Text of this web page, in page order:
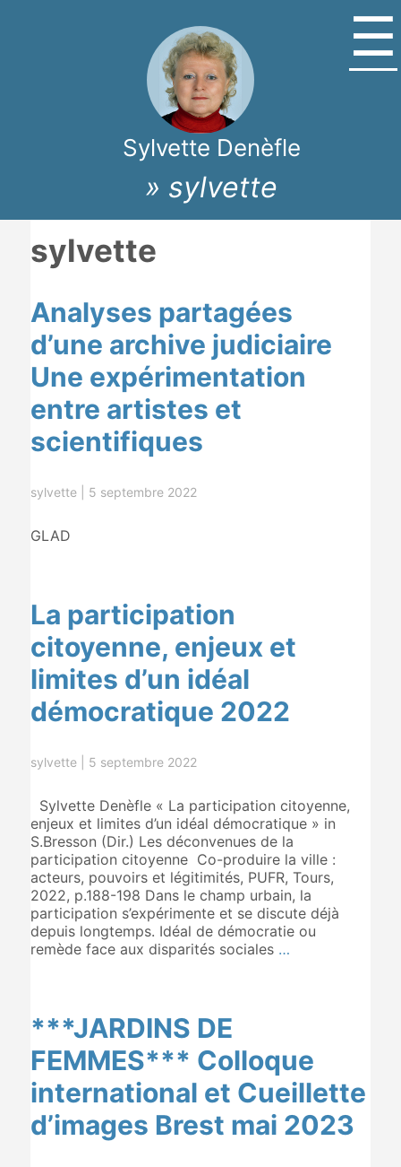
☰
Sylvette Denèfle
» sylvette
sylvette
Analyses partagées
d’une archive judiciaire
Une expérimentation
entre artistes et
scientifiques
sylvette 5 septembre 2022
GLAD
La participation
citoyenne, enjeux et
limites d’un idéal
démocratique 2022
sylvette 5 septembre 2022
Sylvette Denèfle « La participation citoyenne,
enjeux et limites d’un idéal démocratique » in
S.Bresson (Dir.) Les déconvenues de la
participation citoyenne Co-produire la ville :
acteurs, pouvoirs et légitimités, PUFR, Tours,
2022, p.188-198 Dans le champ urbain, la
participation s’expérimente et se discute déjà
depuis longtemps. Idéal de démocratie ou
remède face aux disparités sociales …
***JARDINS DE
FEMMES*** Colloque
international et Cueillette
d’images Brest mai 2023